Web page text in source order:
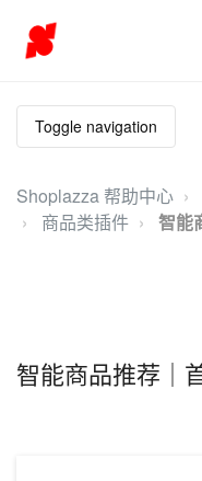
Toggle navigation
Shoplazza 帮助中心
商品类插件
智能
智能商品推荐｜